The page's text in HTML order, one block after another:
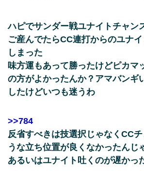
ハピでサンダー戦ユナイトチャン
ご産んでたらCC連打からのユナ
しまった
味方運もあって勝ったけどピカマ
の方がよかったんか？アマバンギ
したけどいつも迷うわ
>>784
反省すべきは技選択じゃなくCC
うな立ち位置が良くなかったんじ
あるいはユナイト吐くのが遅かっ